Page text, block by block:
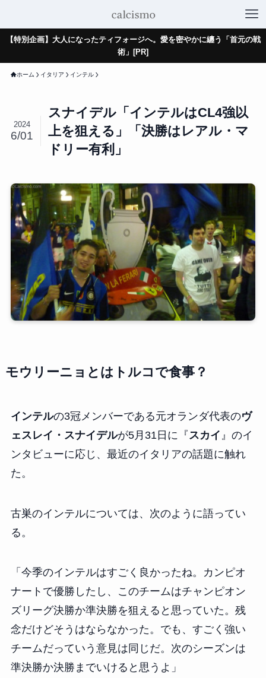
【特別企画】大人になったティフォージへ。愛を密やかに纏う「首元の戦
術」[PR]
ホーム イタリア インテル
スナイデル「インテルはCL4強以
上を狙える」「決勝はレアル・マ
ドリー有利」
2024
6/01
モウリーニョとはトルコで食事？
インテルの3冠メンバーである元オランダ代表のヴ
ェスレイ・スナイデルが5月31日に『 スカイ 』のイ
ンタビューに応じ、最近のイタリアの話題に触れ
た。
古巣のインテルについては、次のように語ってい
る。
「今季のインテルはすごく良かったね。カンピオ
ナートで優勝したし、このチームはチャンピオン
ズリーグ決勝か準決勝を狙えると思っていた。残
念だけどそうはならなかった。でも、すごく強い
チームだっていう意見は同じだ。次のシーズンは
準決勝か決勝までいけると思うよ」